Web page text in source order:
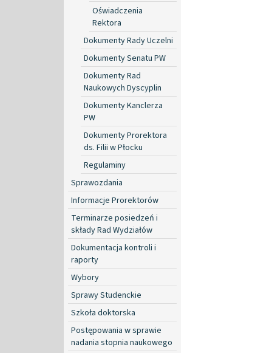
Oświadczenia
Rektora
Dokumenty Rady Uczelni
Dokumenty Senatu PW
Dokumenty Rad
Naukowych Dyscyplin
Dokumenty Kanclerza
PW
Dokumenty Prorektora
ds. Filii w Płocku
Regulaminy
Sprawozdania
Informacje Prorektorów
Terminarze posiedzeń i
składy Rad Wydziałów
Dokumentacja kontroli i
raporty
Wybory
Sprawy Studenckie
Szkoła doktorska
Postępowania w sprawie
nadania stopnia naukowego